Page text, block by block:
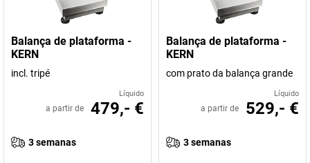
Balança de plataforma -
KERN
incl. tripé
Líquido
a partir de 479,- €
3 semanas
Balança de plataforma -
KERN
com prato da balança grande
Líquido
a partir de 529,- €
3 semanas